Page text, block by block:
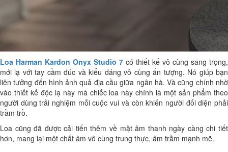
Loa Harman Kardon Onyx Studio 7 có thiết kế vô cùng sang trọng,
mới lạ với tay cầm đúc và kiểu dáng vô cùng ấn tượng. Nó giúp bạn
liên tưởng đến hình ảnh quả địa cầu giữa ngân hà. Và cũng chính nhờ
vào thiết kế độc lạ này mà chiếc loa này chính là một sản phẩm theo
người dùng trải nghiệm mỗi cuộc vui và còn khiến người đối diện phải
trầm trồ.
Loa cũng đã được cải tiến thêm về mặt âm thanh ngày càng chi tiết
hơn, mang lại một chất âm vô cùng trung thực, âm trầm mạnh mẽ.